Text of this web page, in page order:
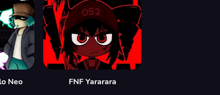
Neo
FNF Yararara